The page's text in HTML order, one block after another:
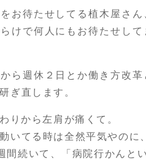
お待たせしてる植木屋さ
けで何人にもお待たせし
ら週休２日とか働き方改
ぎ直します。
りから左肩が痛くて。
いてる時は全然平気やのに
間続いて、「病院行かんと